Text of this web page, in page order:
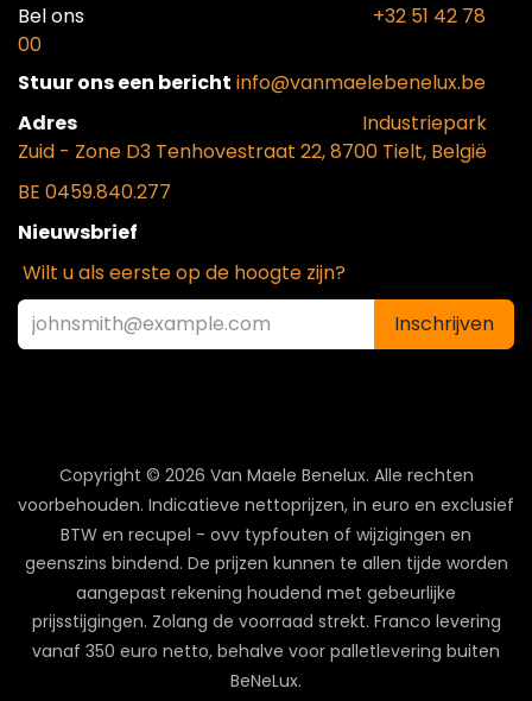
Bel ons​
+32 51 42 78
00
Stuur ons een bericht info@vanmaelebenelux.be
Adr​es
​Industriepark
Zuid - Zone D3 Tenhovestraat 22, 8700 Tielt, België
BE 0459.840.277
Nieuwsbrief
Wilt u als eerste op de hoogte zijn?
Inschrijven
Copyright © 2026 Van Maele Benelux. Alle rechten
voorbehouden. Indicatieve nettoprijzen, in euro en exclusief
BTW en recupel - ovv typfouten of wijzigingen en
geenszins bindend. De prijzen kunnen te allen tijde worden
aangepast rekening houdend met gebeurlijke
prijsstijgingen. Zolang de voorraad strekt. Franco levering
vanaf 350 euro netto, behalve voor palletlevering buiten
BeNeLux.